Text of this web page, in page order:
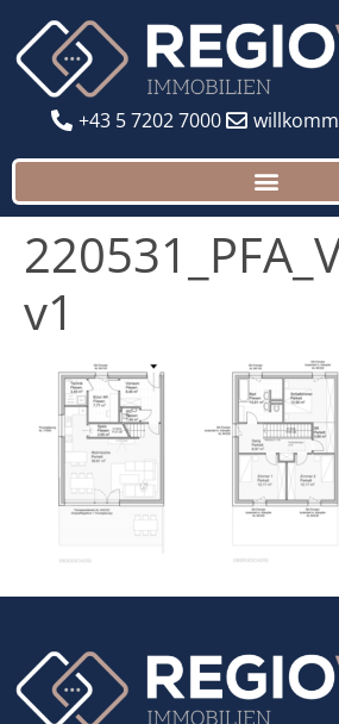
+43 5 7202 7000
v1